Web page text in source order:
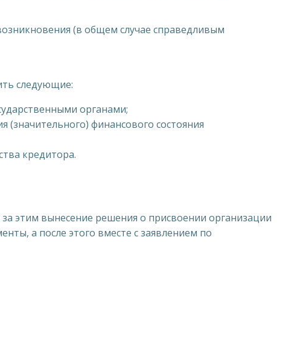
(в общем случае справедливым
следующие:
органами;
финансового состояния
кредитора.
этим вынесение решения о присвоении организации
а после этого вместе с заявлением по